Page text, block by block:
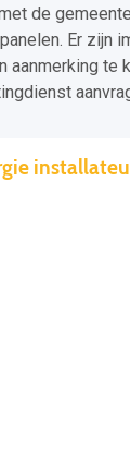
de
Er zijn
aanmerking te